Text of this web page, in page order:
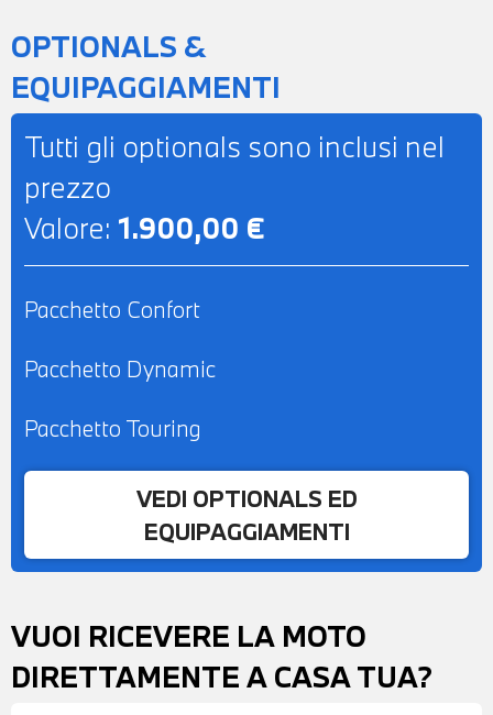
OPTIONALS &
EQUIPAGGIAMENTI
Tutti gli optionals sono inclusi nel
prezzo
Valore: 1.900,00 €
Pacchetto Confort
Pacchetto Dynamic
Pacchetto Touring
VEDI OPTIONALS ED
EQUIPAGGIAMENTI
VUOI RICEVERE LA MOTO
DIRETTAMENTE A CASA TUA?